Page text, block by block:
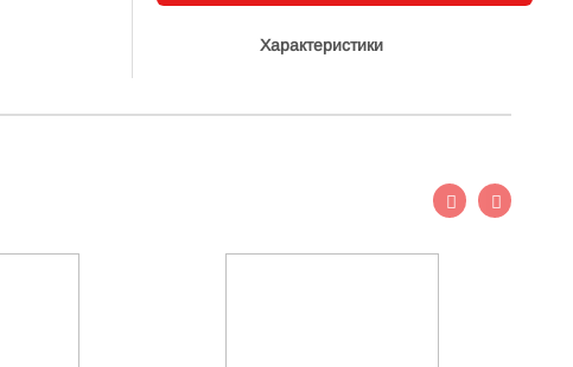
Характеристики